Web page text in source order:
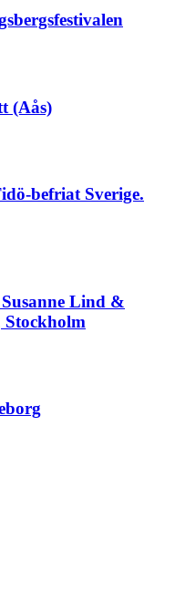
(Aås)
befriat Sverige.
Lind &
Stockholm